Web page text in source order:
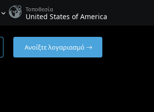
Τοποθεσία
United States of America
Ανοίξτε λογαριασμό